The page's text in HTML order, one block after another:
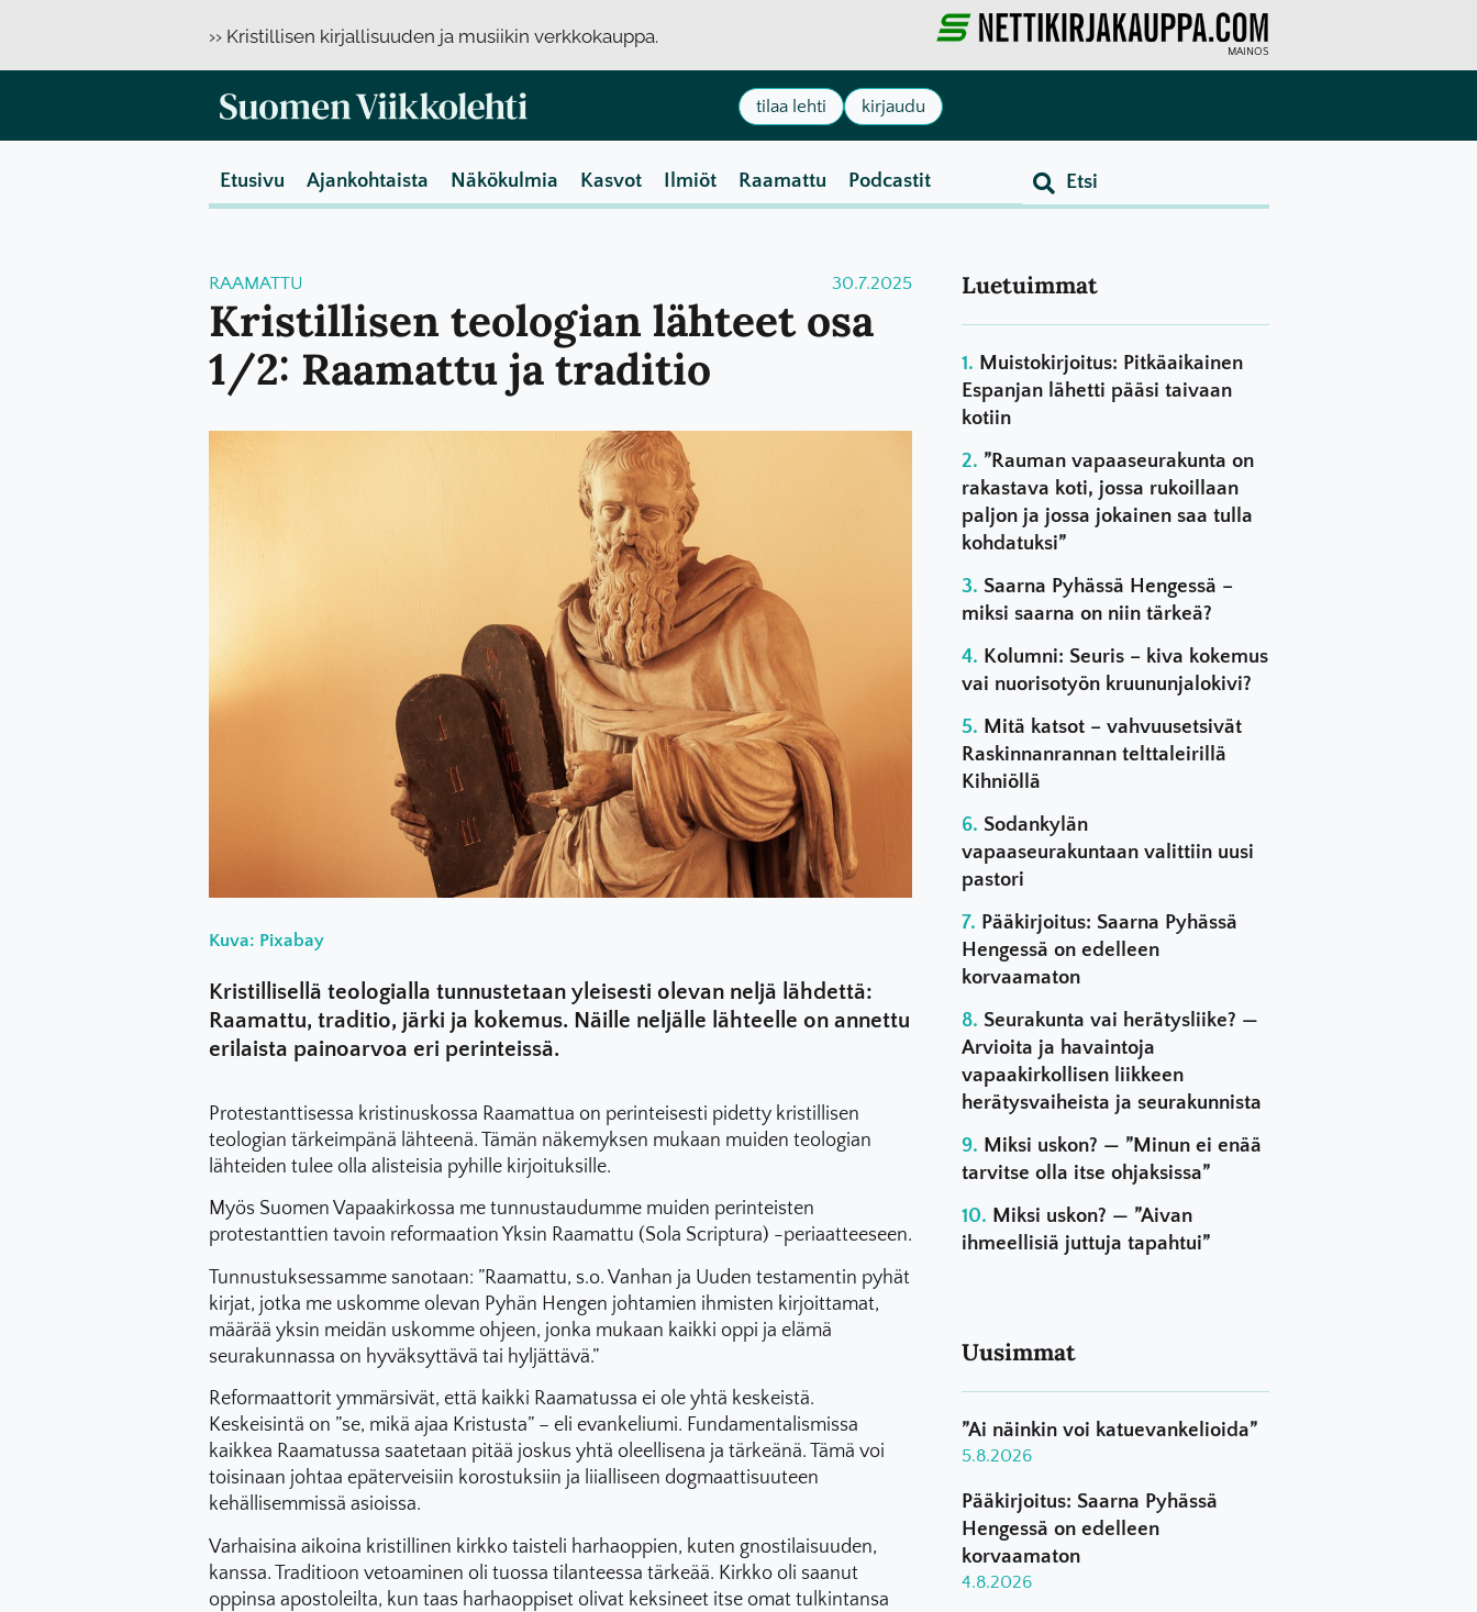
›› Kristillisen kirjallisuuden ja musiikin verkkokauppa.
MAINOS
tilaa lehti kirjaudu
Etusivu Ajankohtaista Näkökulmia Kasvot Ilmiöt Raamattu Podcastit
RAAMATTU 30.7.2025
Kristillisen teologian lähteet osa
1/2: Raamattu ja traditio
Kuva: Pixabay
Kristillisellä teologialla tunnustetaan yleisesti olevan neljä lähdettä:
Raamattu, traditio, järki ja kokemus. Näille neljälle lähteelle on annettu
erilaista painoarvoa eri perinteissä.
Protestanttisessa kristinuskossa Raamattua on perinteisesti pidetty kristillisen
teologian tärkeimpänä lähteenä. Tämän näkemyksen mukaan muiden teologian
lähteiden tulee olla alisteisia pyhille kirjoituksille.
Myös Suomen Vapaakirkossa me tunnustaudumme muiden perinteisten
protestanttien tavoin reformaation Yksin Raamattu (Sola Scriptura) -periaatteeseen.
Tunnustuksessamme sanotaan: ”Raamattu, s.o. Vanhan ja Uuden testamentin pyhät
kirjat, jotka me uskomme olevan Pyhän Hengen johtamien ihmisten kirjoittamat,
määrää yksin meidän uskomme ohjeen, jonka mukaan kaikki oppi ja elämä
seurakunnassa on hyväksyttävä tai hyljättävä.”
Reformaattorit ymmärsivät, että kaikki Raamatussa ei ole yhtä keskeistä.
Keskeisintä on ”se, mikä ajaa Kristusta” – eli evankeliumi. Fundamentalismissa
kaikkea Raamatussa saatetaan pitää joskus yhtä oleellisena ja tärkeänä. Tämä voi
toisinaan johtaa epäterveisiin korostuksiin ja liialliseen dogmaattisuuteen
kehällisemmissä asioissa.
Varhaisina aikoina kristillinen kirkko taisteli harhaoppien, kuten gnostilaisuuden,
kanssa. Traditioon vetoaminen oli tuossa tilanteessa tärkeää. Kirkko oli saanut
oppinsa apostoleilta, kun taas harhaoppiset olivat keksineet itse omat tulkintansa
Luetuimmat
Muistokirjoitus: Pitkäaikainen
Espanjan lähetti pääsi taivaan
kotiin
”Rauman vapaaseurakunta on
rakastava koti, jossa rukoillaan
paljon ja jossa jokainen saa tulla
kohdatuksi”
Saarna Pyhässä Hengessä –
miksi saarna on niin tärkeä?
Kolumni: Seuris – kiva kokemus
vai nuorisotyön kruununjalokivi?
Mitä katsot – vahvuusetsivät
Raskinnanrannan telttaleirillä
Kihniöllä
Sodankylän
vapaaseurakuntaan valittiin uusi
pastori
Pääkirjoitus: Saarna Pyhässä
Hengessä on edelleen
korvaamaton
Seurakunta vai herätysliike? —
Arvioita ja havaintoja
vapaakirkollisen liikkeen
herätysvaiheista ja seurakunnista
Miksi uskon? — ”Minun ei enää
tarvitse olla itse ohjaksissa”
Miksi uskon? — ”Aivan
ihmeellisiä juttuja tapahtui”
Uusimmat
”Ai näinkin voi katuevankelioida”
5.8.2026
Pääkirjoitus: Saarna Pyhässä
Hengessä on edelleen
korvaamaton
4.8.2026